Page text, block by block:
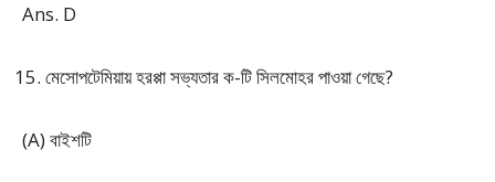
Ans. D
মেসোপটেমিয়ায় হরপ্পা সভ্যতার ক-টি সিলমোহর পাওয়া গেছে?
(A) বাইশটি